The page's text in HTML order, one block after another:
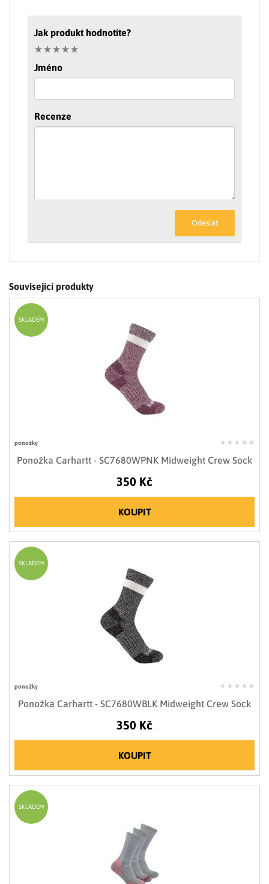
Jak produkt hodnotíte?
Jméno
Recenze
Odeslat
Související produkty
ponožky
Ponožka Carhartt - SC7680WPNK Midweight Crew Sock
350 Kč
KOUPIT
SKLADEM
ponožky
Ponožka Carhartt - SC7680WBLK Midweight Crew Sock
350 Kč
KOUPIT
SKLADEM
SKLADEM